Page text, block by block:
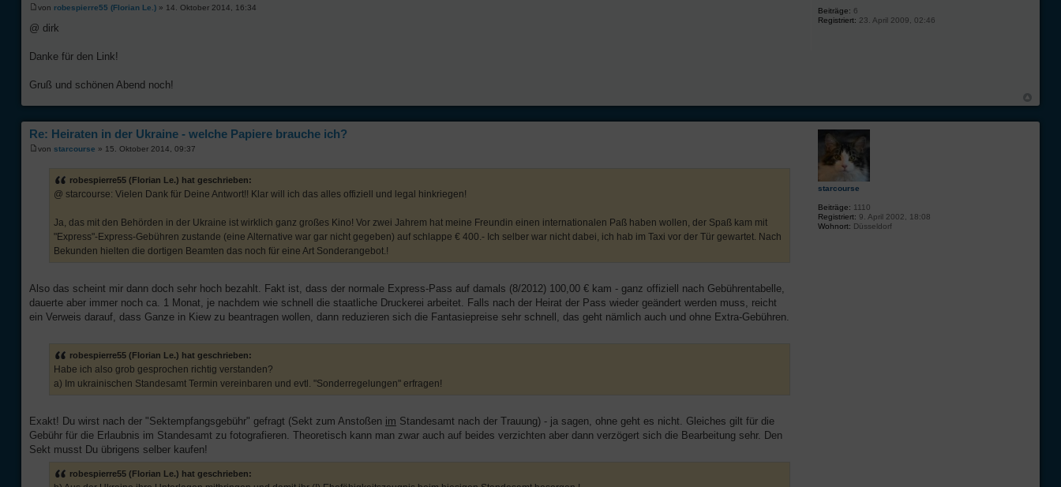
von robespierre55 (Florian Le.) » 14. Oktober 2014, 16:34
@ dirk
Danke für den Link!
Gruß und schönen Abend noch!
Beiträge: 6
Registriert: 23. April 2009, 02:46
Re: Heiraten in der Ukraine - welche Papiere brauche ich?
von starcourse » 15. Oktober 2014, 09:37
robespierre55 (Florian Le.) hat geschrieben:
@ starcourse: Vielen Dank für Deine Antwort!! Klar will ich das alles offiziell und legal hinkriegen!
Ja, das mit den Behörden in der Ukraine ist wirklich ganz großes Kino! Vor zwei Jahrem hat meine Freundin einen internationalen Paß haben wollen, der Spaß kam mit
"Express"-Express-Gebühren zustande (eine Alternative war gar nicht gegeben) auf schlappe € 400.- Ich selber war nicht dabei, ich hab im Taxi vor der Tür gewartet. Nach
Bekunden hielten die dortigen Beamten das noch für eine Art Sonderangebot.!
Also das scheint mir dann doch sehr hoch bezahlt. Fakt ist, dass der normale Express-Pass auf damals (8/2012) 100,00 € kam - ganz offiziell nach Gebührentabelle,
dauerte aber immer noch ca. 1 Monat, je nachdem wie schnell die staatliche Druckerei arbeitet. Falls nach der Heirat der Pass wieder geändert werden muss, reicht
ein Verweis darauf, dass Ganze in Kiew zu beantragen wollen, dann reduzieren sich die Fantasiepreise sehr schnell, das geht nämlich auch und ohne Extra-Gebühren.
robespierre55 (Florian Le.) hat geschrieben:
Habe ich also grob gesprochen richtig verstanden?
a) Im ukrainischen Standesamt Termin vereinbaren und evtl. "Sonderregelungen" erfragen!
Exakt! Du wirst nach der "Sektempfangsgebühr" gefragt (Sekt zum Anstoßen im Standesamt nach der Trauung) - ja sagen, ohne geht es nicht. Gleiches gilt für die
Gebühr für die Erlaubnis im Standesamt zu fotografieren. Theoretisch kann man zwar auch auf beides verzichten aber dann verzögert sich die Bearbeitung sehr. Den
Sekt musst Du übrigens selber kaufen!
robespierre55 (Florian Le.) hat geschrieben:
starcourse
Beiträge: 1110
Registriert: 9. April 2002, 18:08
Wohnort: Düsseldorf